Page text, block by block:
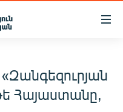
Հայաստանը,